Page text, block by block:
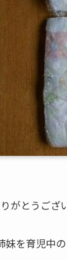
がとうござ
妹を育児中の